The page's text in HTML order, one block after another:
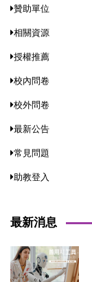
贊助單位
相關資源
授權推薦
校內問卷
校外問卷
最新公告
常見問題
助教登入
最新消息